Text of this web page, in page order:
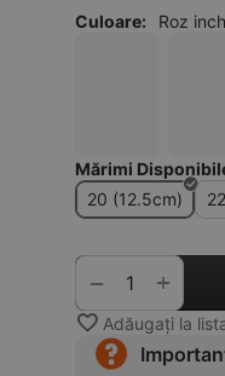
Culoare:
Roz
Mărimi
20 (12.5cm)
+
−
Adăugați la